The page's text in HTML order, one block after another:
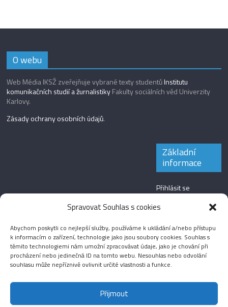
Spravovat Souhlas s cookies
Abychom poskytli co nejlepší služby, používáme k ukládání a/nebo přístupu
k informacím o zařízení, technologie jako jsou soubory cookies. Souhlas s
těmito technologiemi nám umožní zpracovávat údaje, jako je chování při
procházení nebo jedinečná ID na tomto webu. Nesouhlas nebo odvolání
souhlasu může nepříznivě ovlivnit určité vlastnosti a funkce.
Přijmout
O webu
Web Média IKSŽ zveřejňuje vybrané texty studentůInstitutu
komunikačních studií a žurnalistikyFakulty sociálních věd Univerzity
Karlovy.
Zásady ochrany osobních údajů.
Základní
informace
Přihlásit se
Zdroj kanálů
Kanál komentářů
Česká lokalizace